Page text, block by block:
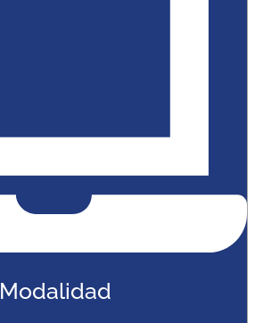
Modalidad